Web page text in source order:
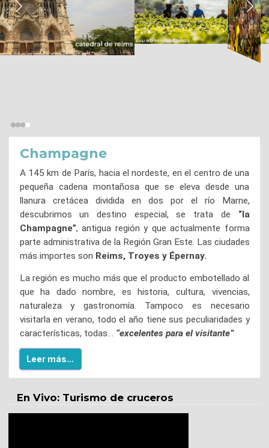
Champagne
A 145 km de París, hacia el nordeste, en el centro de una
pequeña cadena montañosa que se eleva desde una
llanura cretácea dividida en dos por el río Marne,
descubrimos un destino especial, se trata de “la
Champagne”, antigua región y que actualmente forma
parte administrativa de la Región Gran Este. Las ciudades
más importes son Reims, Troyes y Épernay.
La región es mucho más que el producto embotellado al
que ha dado nombre, es historia, cultura, vivencias,
naturaleza y gastronomía. Tampoco es necesario
visitarla en verano, todo el año tiene sus peculiaridades y
características, todas… “excelentes para el visitante”
Leer más...
En Vivo: Turismo de cruceros